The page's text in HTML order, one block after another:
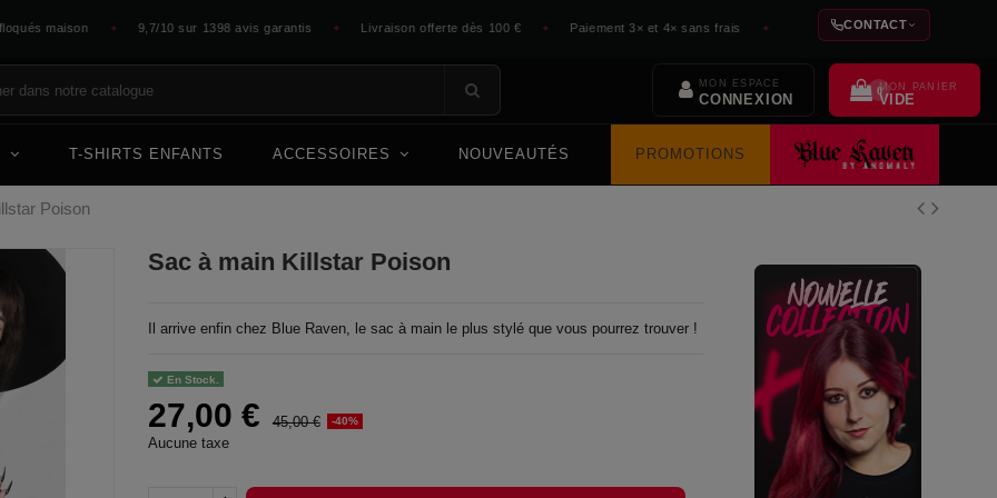
maison ✦ 9,7/10 sur 1398 avis garantis ✦ Livraison offerte dès 100 € ✦ Paiement 3× et 4× sans frais ✦ Expédition 48h depuis l'atelier
CONTACT
MON ESPACE
CONNEXION
0MON PANIER
VIDE
T-SHIRTS ENFANTS ACCESSOIRES NOUVEAUTÉS PROMOTIONS
Poison
Sac à main Killstar Poison
Il arrive enfin chez Blue Raven, le sac à main le plus stylé que vous pourrez trouver !
En Stock.
27,00 € 45,00 € -40%
Aucune taxe